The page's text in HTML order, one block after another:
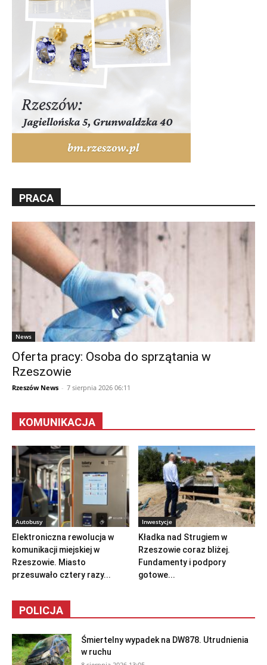
PRACA
News
Oferta pracy: Osoba do sprzątania w
Rzeszowie
Rzeszów News - 7 sierpnia 2026 06:11
KOMUNIKACJA
Autobusy
Elektroniczna rewolucja w
komunikacji miejskiej w
Rzeszowie. Miasto
przesuwało cztery razy...
Inwestycje
Kładka nad Strugiem w
Rzeszowie coraz bliżej.
Fundamenty i podpory
gotowe...
POLICJA
Śmiertelny wypadek na DW878. Utrudnienia
w ruchu